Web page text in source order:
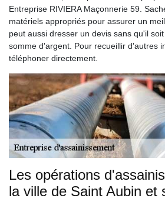
Entreprise RIVIERA Maçonnerie 59.
matériels appropriés pour assurer un
peut aussi dresser un devis sans qu'il
somme d'argent. Pour recueillir d'autres
téléphoner directement.
Les opérations
la ville de Saint Aubin et